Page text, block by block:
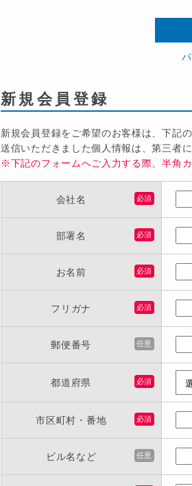
新規会員登録
新規会員登録をご希望のお客様は、下記
送信いただきました個人情報は、第三者
※下記のフォームへご入力する際、半角
会社名 必須
部署名 必須
お名前 必須
フリガナ 必須
郵便番号 任意
都道府県 必須
市区町村・番地 必須
ビル名など 任意